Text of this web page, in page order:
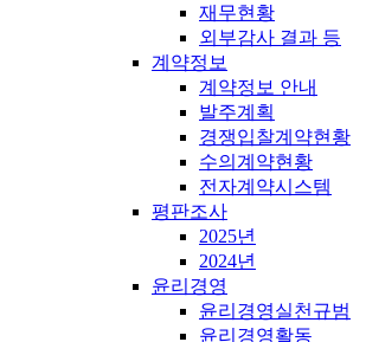
재무현황
외부감사 결과 등
계약정보
계약정보 안내
발주계획
경쟁입찰계약현황
수의계약현황
전자계약시스템
평판조사
2025년
2024년
윤리경영
윤리경영실천규범
윤리경영활동